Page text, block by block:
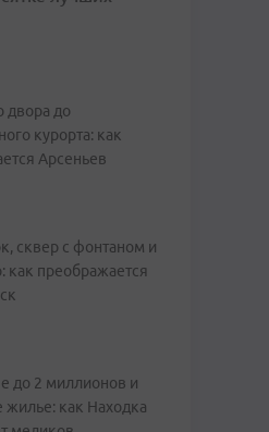
двора до
курорта: как
Арсеньев
сквер с фонтаном и
как преображается
до 2 миллионов и
жилье: как Находка